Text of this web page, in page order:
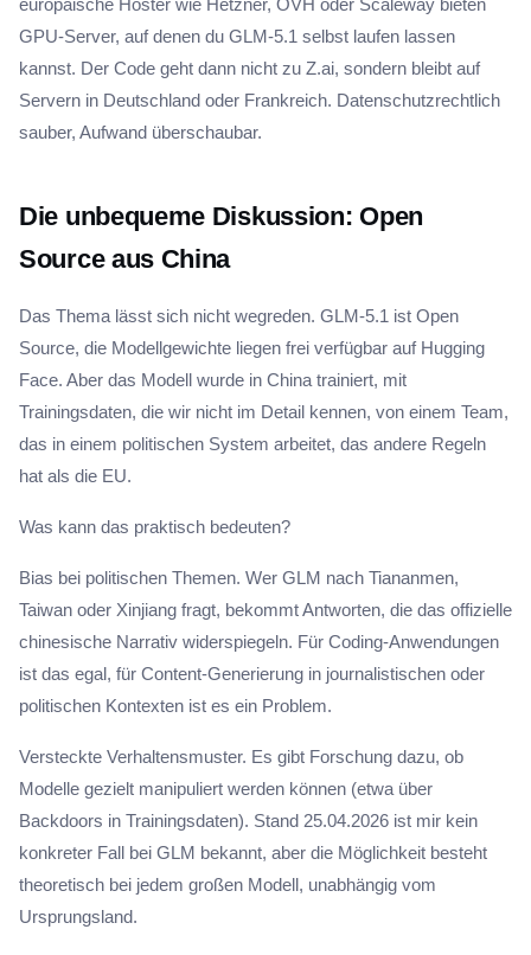
europäische Hoster wie Hetzner, OVH oder Scaleway bieten
GPU-Server, auf denen du GLM-5.1 selbst laufen lassen
kannst. Der Code geht dann nicht zu Z.ai, sondern bleibt auf
Servern in Deutschland oder Frankreich. Datenschutzrechtlich
sauber, Aufwand überschaubar.
Die unbequeme Diskussion: Open
Source aus China
Das Thema lässt sich nicht wegreden. GLM-5.1 ist Open
Source, die Modellgewichte liegen frei verfügbar auf Hugging
Face. Aber das Modell wurde in China trainiert, mit
Trainingsdaten, die wir nicht im Detail kennen, von einem Team,
das in einem politischen System arbeitet, das andere Regeln
hat als die EU.
Was kann das praktisch bedeuten?
Bias bei politischen Themen. Wer GLM nach Tiananmen,
Taiwan oder Xinjiang fragt, bekommt Antworten, die das offizielle
chinesische Narrativ widerspiegeln. Für Coding-Anwendungen
ist das egal, für Content-Generierung in journalistischen oder
politischen Kontexten ist es ein Problem.
Versteckte Verhaltensmuster. Es gibt Forschung dazu, ob
Modelle gezielt manipuliert werden können (etwa über
Backdoors in Trainingsdaten). Stand 25.04.2026 ist mir kein
konkreter Fall bei GLM bekannt, aber die Möglichkeit besteht
theoretisch bei jedem großen Modell, unabhängig vom
Ursprungsland.